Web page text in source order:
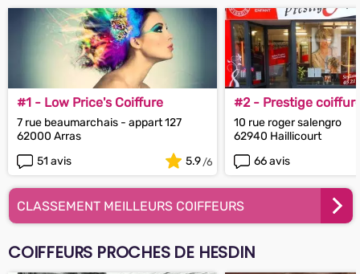
#1 - Low Price's Coiffure
7 rue beaumarchais - appart 127
62000 Arras
51 avis
5.9
#2 - Prestige
10 rue roger salengro
62940 Haillicourt
66 avis
CLASSEMENT MEILLEURS COIFFEURS
COIFFEURS PROCHES DE HESDIN